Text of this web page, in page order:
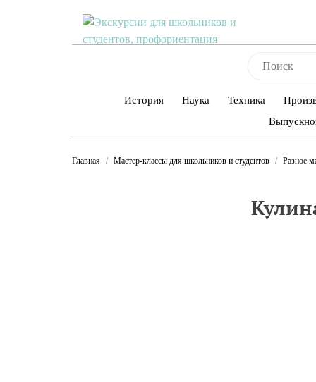
История Наука Техника
Главная Мастер-классы для школьников и студентов Разное